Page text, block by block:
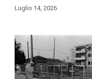
Luglio 14, 2026